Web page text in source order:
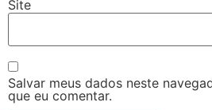
Site
Salvar meus dados neste
que eu comentar.